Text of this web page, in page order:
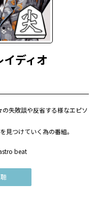
ディオ
失敗談や反省する様なエピソ
見つけていく為の番組。
beat